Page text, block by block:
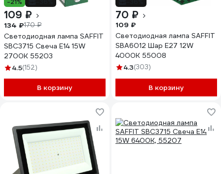
-21%
109 ₽
134 ₽170 ₽
Светодиодная лампа SAFFIT
SBC3715 Свеча E14 15W
2700K 55203
4.5(152)
В корзину
70 ₽
109 ₽
Светодиодная лампа SAFFIT
SBA6012 Шар E27 12W
4000K 55008
4.3(303)
В корзину